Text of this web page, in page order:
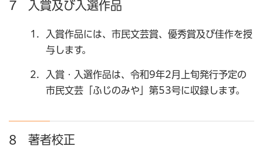
7 入賞及び入選作品
入賞作品には、市民文芸賞、優秀賞及び佳作を授
与します。
入賞・入選作品は、令和9年2月上旬発行予定の
市民文芸「ふじのみや」第53号に収録します。
8 著者校正